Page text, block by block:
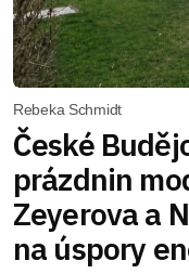
Rebeka Schmidt
České
prázdnin
Zeyerova a
na úspory